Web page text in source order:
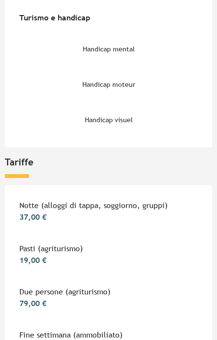
Turismo e handicap
Turismo e handicap
Handicap mental
Handicap moteur
Handicap visuel
Tariffe
Tariffe 2026
Notte (alloggi di tappa, soggiorno, gruppi)
37,00 €
Pasti (agriturismo)
19,00 €
Due persone (agriturismo)
79,00 €
Fine settimana (ammobiliato)